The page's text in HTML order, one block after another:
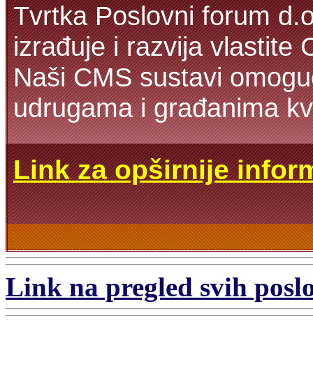
Tvrtka Poslovni forum
izrađuje i razvija vlastite
Naši CMS sustavi
udrugama i građanima
Link za opširnije
Link na pregled svih